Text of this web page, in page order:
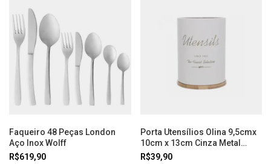
Faqueiro 48 Peças London
Aço Inox Wolff
R$619,90
Porta Utensílios Olina 9,5cmx
10cm x 13cm Cinza Metal
Wolff
R$39,90